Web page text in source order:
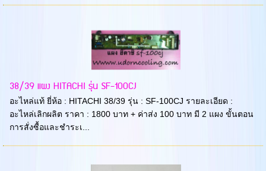
38/39 แผง HITACHI รุ่น SF-100CJ
อะไหล่แท้ ยี่ห้อ : HITACHI 38/39 รุ่น : SF-100CJ รายละเอียด :
อะไหล่เลิกผลิต ราคา : 1800 บาท + ค่าส่ง 100 บาท มี 2 แผง ขั้นตอน
การสั่งซื้อและชำระเ...